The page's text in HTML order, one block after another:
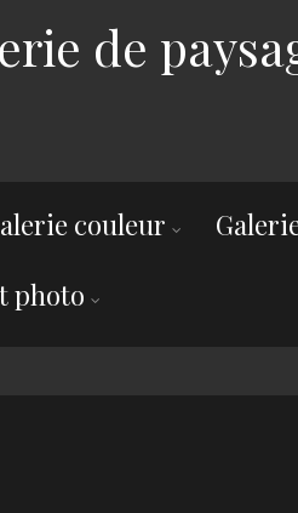
de
couleur
photo